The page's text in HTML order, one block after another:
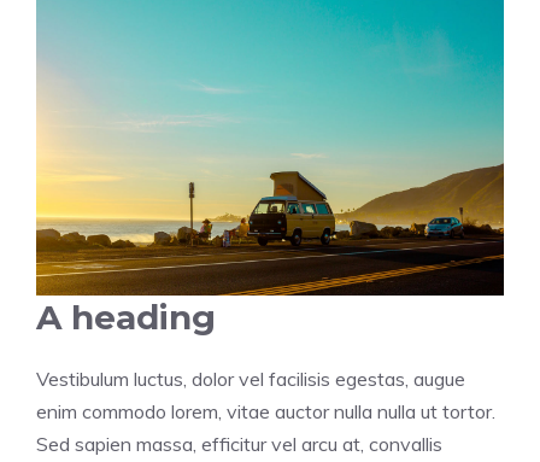
A heading
Vestibulum luctus, dolor vel facilisis egestas, augue
enim commodo lorem, vitae auctor nulla nulla ut tortor.
Sed sapien massa, efficitur vel arcu at, convallis